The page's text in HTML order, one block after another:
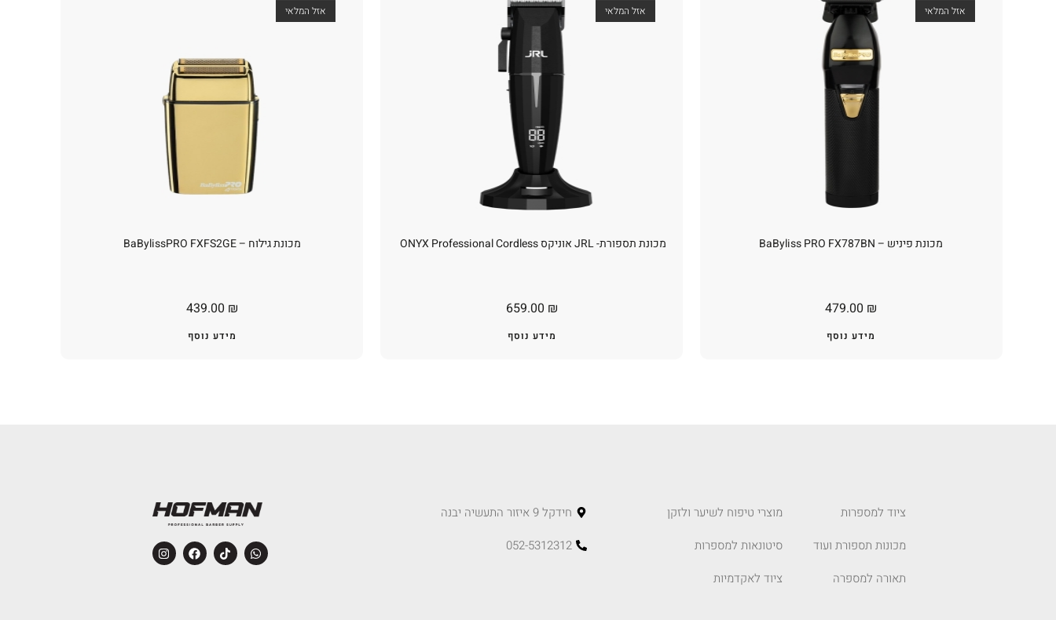
אזל המלאי
מכונת גילוח – BaBylissPRO FXFS2GE
439.00 ₪
מידע נוסף
אזל המלאי
מכונת תספורת- JRL אוניקס ONYX Professional Cordless
659.00 ₪
מידע נוסף
אזל המלאי
מכונת פיניש – BaByliss PRO FX787BN
479.00 ₪
מידע נוסף
ציוד למספרות
מכונות תספורת ועוד
תאורה למספרה
מוצרי טיפוח לשיער ולזקן
סיטונאות למספרות
ציוד לאקדמיות
חידקל 9 איזור התעשיה יבנה
052-5312312